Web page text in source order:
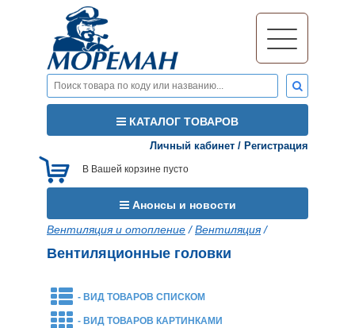
КАТАЛОГ ТОВАРОВ
Вентиляция и отопление/Вентиляция/
Вентиляционные головки
- ВИД ТОВАРОВ СПИСКОМ
- ВИД ТОВАРОВ КАРТИНКАМИ
Личный кабинет / Регистрация
В Вашей корзине пусто
Анонсы и новости